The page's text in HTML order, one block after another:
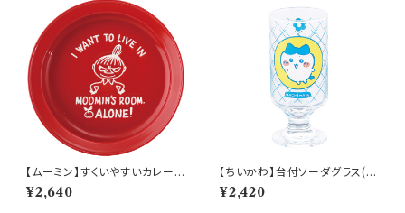
【ムーミン】すくいやすいカレー皿
（リトルミィ）【MM9000】MM
9002-320
¥2,640
【ちいかわ】台付ソーダグラス(ハ
チワレ)【CKW40】CKW42-81
3
¥2,420